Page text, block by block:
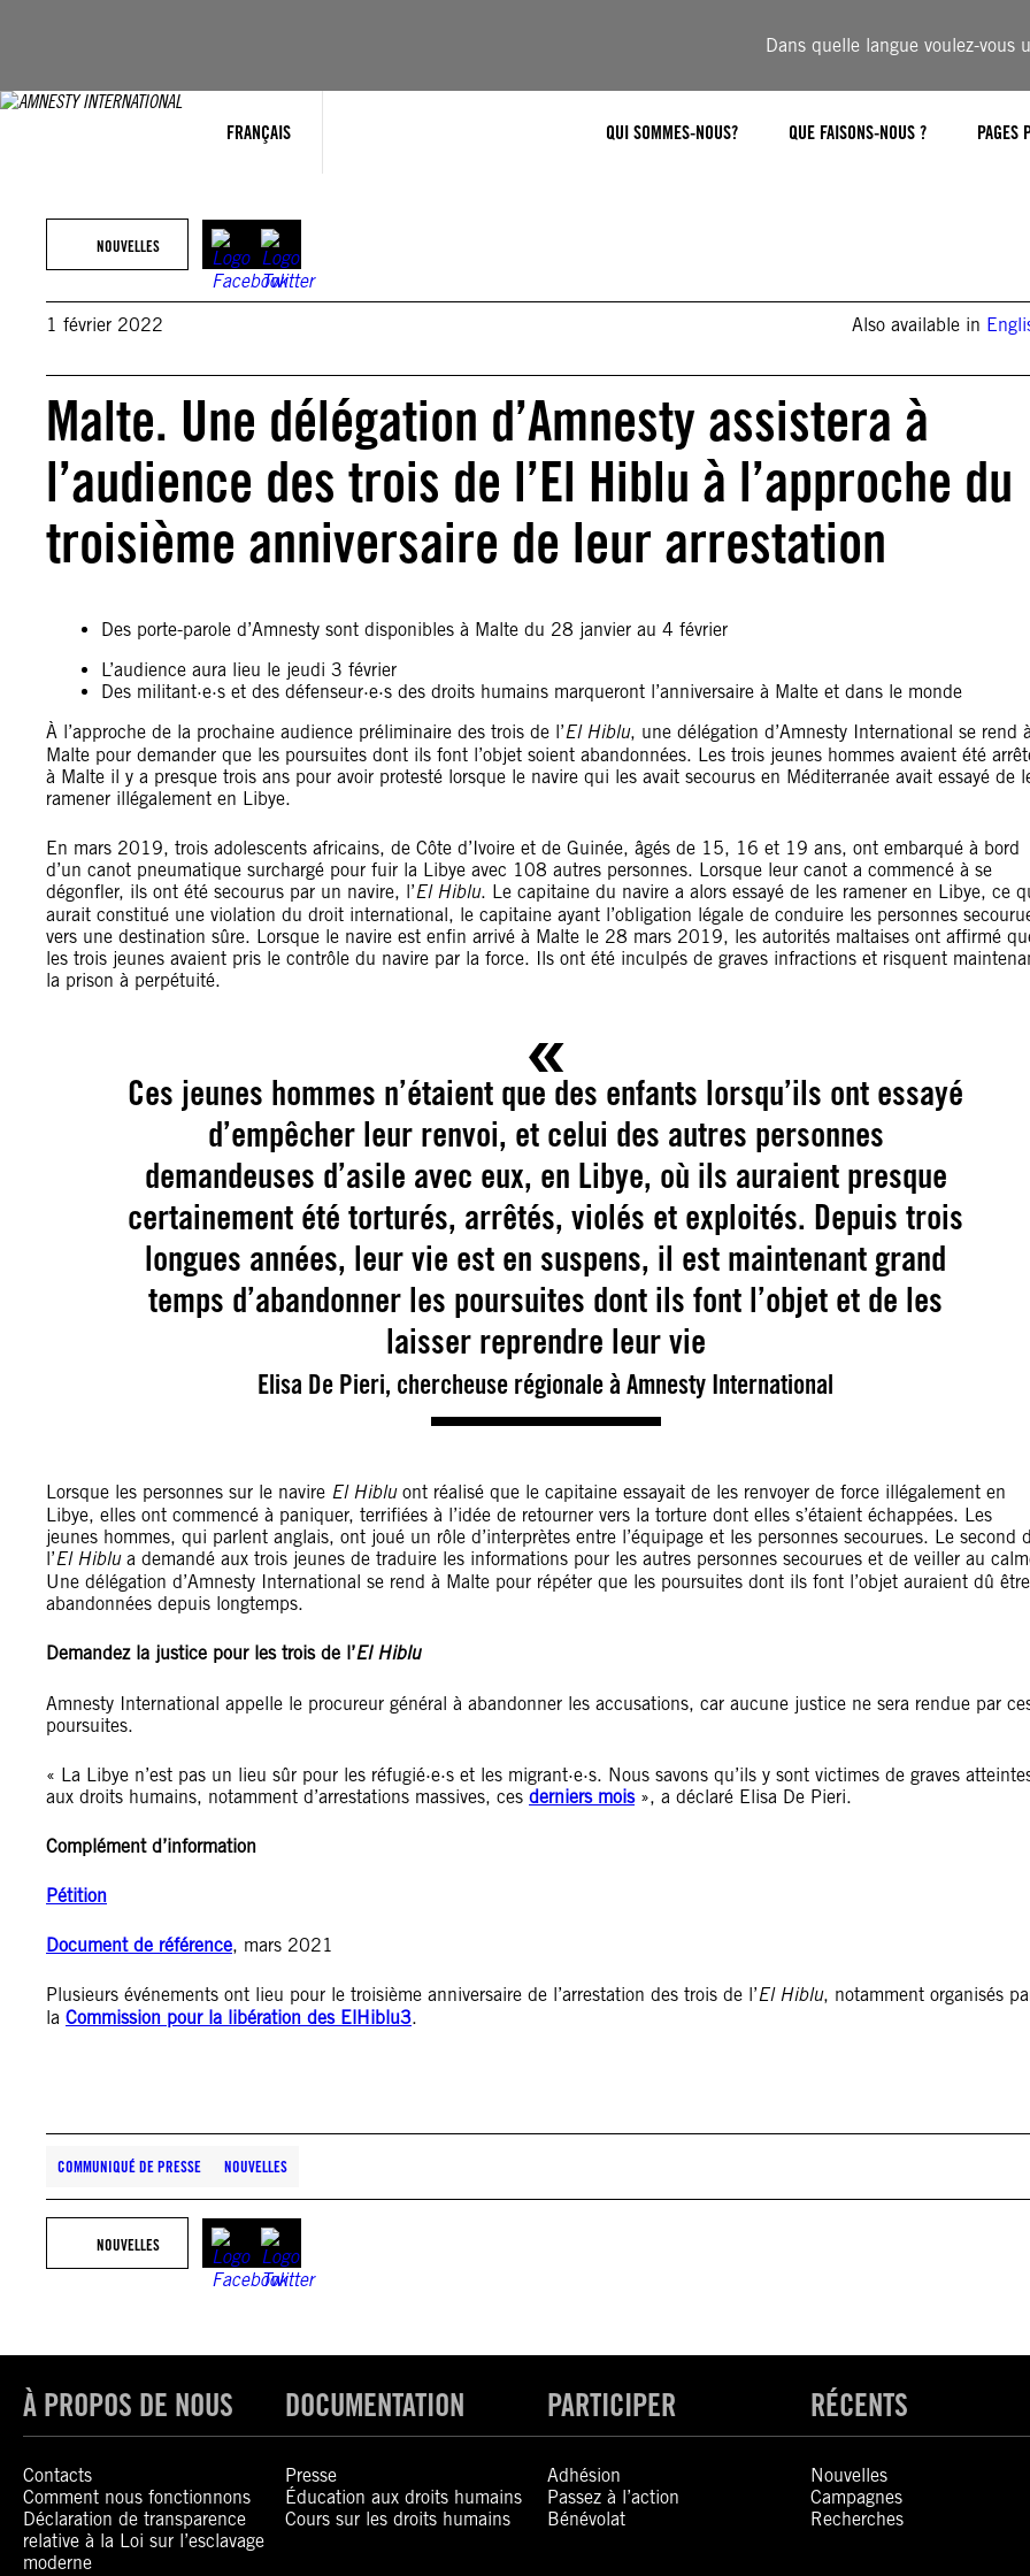
Dans quelle langue voulez-vous
FRANÇAIS QUI SOMMES-NOUS? QUE FAISONS-NOUS ? PAGES
NOUVELLES
1 février 2022 Also available in
Malte. Une délégation d’Amnesty assistera à
l’audience des trois de l’El Hiblu à l’approche du
troisième anniversaire de leur arrestation
Des porte-parole d’Amnesty sont disponibles à Malte du 28 janvier au 4 février
L’audience aura lieu le jeudi 3 février
Des militant·e·s et des défenseur·e·s des droits humains marqueront l’anniversaire à Malte et dans le monde
À l’approche de la prochaine audience préliminaire des trois de l’El Hiblu, une délégation d’Amnesty International se rend à
Malte pour demander que les poursuites dont ils font l’objet soient abandonnées. Les trois jeunes hommes avaient été
à Malte il y a presque trois ans pour avoir protesté lorsque le navire qui les avait secourus en Méditerranée avait essayé de
ramener illégalement en Libye.
En mars 2019, trois adolescents africains, de Côte d’Ivoire et de Guinée, âgés de 15, 16 et 19 ans, ont embarqué à bord
d’un canot pneumatique surchargé pour fuir la Libye avec 108 autres personnes. Lorsque leur canot a commencé à se
dégonfler, ils ont été secourus par un navire, l’El Hiblu. Le capitaine du navire a alors essayé de les ramener en Libye, ce
aurait constitué une violation du droit international, le capitaine ayant l’obligation légale de conduire les personnes
vers une destination sûre. Lorsque le navire est enfin arrivé à Malte le 28 mars 2019, les autorités maltaises ont affirmé
les trois jeunes avaient pris le contrôle du navire par la force. Ils ont été inculpés de graves infractions et risquent
la prison à perpétuité.
Ces jeunes hommes n’étaient que des enfants lorsqu’ils ont essayé
d’empêcher leur renvoi, et celui des autres personnes
demandeuses d’asile avec eux, en Libye, où ils auraient presque
certainement été torturés, arrêtés, violés et exploités. Depuis trois
longues années, leur vie est en suspens, il est maintenant grand
temps d’abandonner les poursuites dont ils font l’objet et de les
laisser reprendre leur vie
Elisa De Pieri, chercheuse régionale à Amnesty International
Lorsque les personnes sur le navire El Hibluont réalisé que le capitaine essayait de les renvoyer de force illégalement en
Libye, elles ont commencé à paniquer, terrifiées à l’idée de retourner vers la torture dont elles s’étaient échappées. Les
jeunes hommes, qui parlent anglais, ont joué un rôle d’interprètes entre l’équipage et les personnes secourues. Le second
l’El Hiblu a demandé aux trois jeunes de traduire les informations pour les autres personnes secourues et de veiller au
Une délégation d’Amnesty International se rend à Malte pour répéter que les poursuites dont ils font l’objet auraient dû être
abandonnées depuis longtemps.
Demandez la justice pour les trois de l’El Hiblu
Amnesty International appelle le procureur général à abandonner les accusations, car aucune justice ne sera rendue par
poursuites.
« La Libye n’est pas un lieu sûr pour les réfugié·e·s et les migrant·e·s. Nous savons qu’ils y sont victimes de graves
aux droits humains, notamment d’arrestations massives, ces derniers mois», a déclaré Elisa De Pieri.
Complément d’information
Pétition
Document de référence, mars 2021
Plusieurs événements ont lieu pour le troisième anniversaire de l’arrestation des trois de l’El Hiblu, notamment organisés
la Commission pour la libération des ElHiblu3.
COMMUNIQUÉ DE PRESSE NOUVELLES
NOUVELLES
À PROPOS DE NOUS
Contacts
Comment nous fonctionnons
Déclaration de transparence
relative à la Loi sur l’esclavage
moderne
DOCUMENTATION
Presse
Éducation aux droits humains
Cours sur les droits humains
PARTICIPER
Adhésion
Passez à l’action
Bénévolat
RÉCENTS
Nouvelles
Campagnes
Recherches